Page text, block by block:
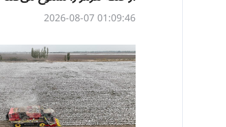
01:09:46 2026-08-07